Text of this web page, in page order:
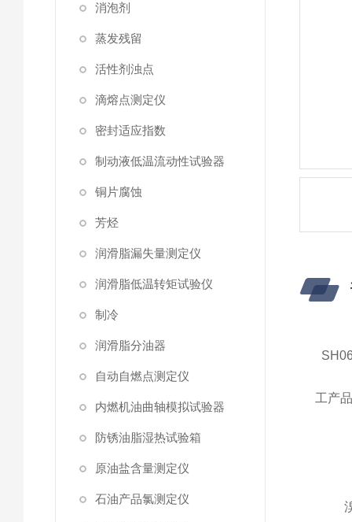
消泡剂
蒸发残留
活性剂浊点
滴熔点测定仪
密封适应指数
制动液低温流动性试验器
铜片腐蚀
芳烃
润滑脂漏失量测定仪
润滑脂低温转矩试验仪
制冷
润滑脂分油器
自动自燃点测定仪
内燃机油曲轴模拟试验器
防锈油脂湿热试验箱
原油盐含量测定仪
石油产品氯测定仪
工产